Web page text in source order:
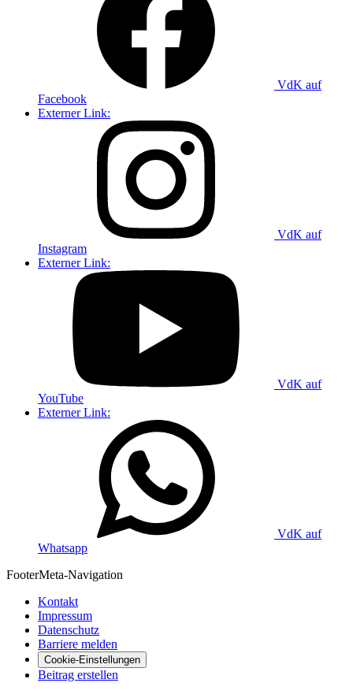
VdK auf
Facebook
Externer Link:
VdK auf
Instagram
Externer Link:
VdK auf
YouTube
Externer Link:
VdK auf
Whatsapp
FooterMeta-Navigation
Kontakt
Impressum
Datenschutz
Barriere melden
Cookie-Einstellungen
Beitrag erstellen